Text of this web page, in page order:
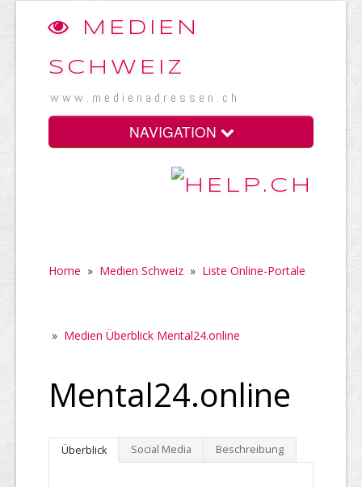
MEDIEN
SCHWEIZ
www.medienadressen.ch
NAVIGATION
Home » Medien Schweiz » Liste Online-Portale
» Medien Überblick Mental24.online
Mental24.online
Überblick Social Media Beschreibung